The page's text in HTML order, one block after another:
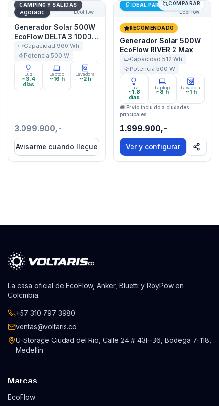
Generador Solar 500W EcoFlow DELTA 3 1000 Air
Agotado EcoFlow
CAMPING Y SALIDAS
Generador Solar 500W
EcoFlow DELTA 3 1000
AirCapacidad 960 Wh
Potencia 500 W
Luz
~3.4
días
Laptop
~16 h
Lavadora
~2 h
3.099.900,-
Avisarme cuando llegue
Generador Solar 500W
EcoFlow
Últimas unidades
IDEAL PARA STARLINK
COMPARAR
RECOMENDADO
Generador Solar 500W
EcoFlow RIVER 2 Max
Capacidad 512 Wh
Potencia 500 W
Luz
~1.8
días
Laptop
~8 h
Lavadora
~1 h
🚚 Envío incluido a ciudades
principales
1.999.900,-
Ver y configurar
La casa oficial de EcoFlow, Anker, Bluetti y RoyPow en
Colombia.
+57 310 797 3980
ventas@voltaris.co
U-Storage Ciudad del Río, Calle 24 # 43F-36, Bodega 7-118,
Medellín
Marcas
EcoFlow